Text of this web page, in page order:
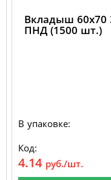
Вкладыш 60х70
ПНД (1500 шт.)
В упаковке:
Код:
4.14 руб./шт.